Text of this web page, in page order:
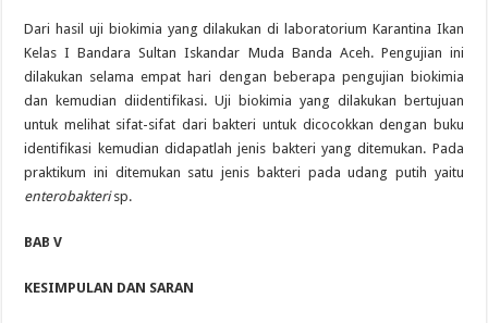
Dari hasil uji biokimia yang dilakukan di laboratorium Karantina Ikan
Kelas I Bandara Sultan Iskandar Muda Banda Aceh. Pengujian ini
dilakukan selama empat hari dengan beberapa pengujian biokimia
dan kemudian diidentifikasi. Uji biokimia yang dilakukan bertujuan
untuk melihat sifat-sifat dari bakteri untuk dicocokkan dengan buku
identifikasi kemudian didapatlah jenis bakteri yang ditemukan. Pada
praktikum ini ditemukan satu jenis bakteri pada udang putih yaitu
enterobakterisp.
BAB V
KESIMPULAN DAN SARAN